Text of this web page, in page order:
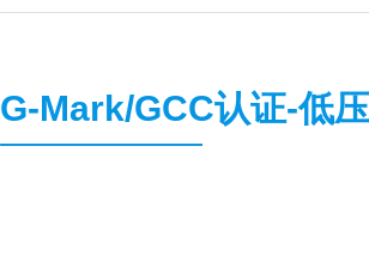
G-Mark/GCC认证-低